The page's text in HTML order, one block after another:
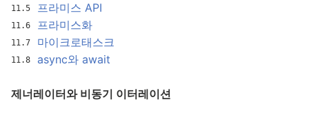
프라미스 API
프라미스화
마이크로태스크
async와 await
제너레이터와 비동기 이터레이션